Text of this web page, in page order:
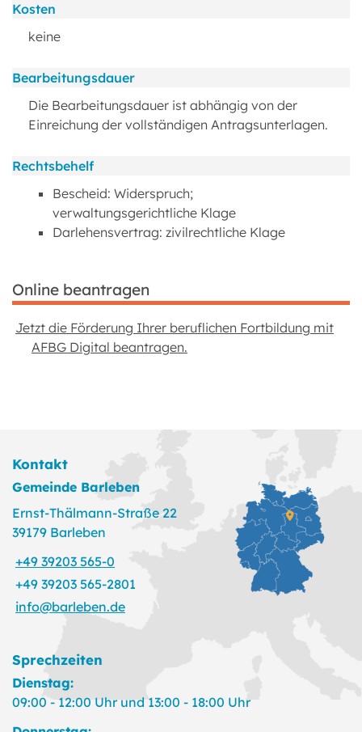
Kosten
keine
Bearbeitungsdauer
Die Bearbeitungsdauer ist abhängig von der
Einreichung der vollständigen Antragsunterlagen.
Rechtsbehelf
Bescheid: Widerspruch;
verwaltungsgerichtliche Klage
Darlehensvertrag: zivilrechtliche Klage
Online beantragen
Jetzt die Förderung Ihrer beruflichen Fortbildung mit
AFBG Digital beantragen.
Kontakt
Gemeinde Barleben
Ernst-Thälmann-Straße 22
39179 Barleben
+49 39203 565-0
+49 39203 565-2801
info@barleben.de
Sprechzeiten
Dienstag:
09:00 - 12:00 Uhr und 13:00 - 18:00 Uhr